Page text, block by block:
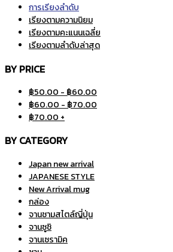
การเรียงลำดับ
เรียงตามความนิยม
เรียงตามคะแนนเฉลี่ย
เรียงตามลำดับล่าสุด
BY PRICE
฿50.00 - ฿60.00
฿60.00 - ฿70.00
฿70.00 +
BY CATEGORY
Japan new arrival
JAPANESE STYLE
New Arrival mug
กล่อง
จานชามสไตล์ญี่ปุ่น
จานซูชิ
จานเซรามิค